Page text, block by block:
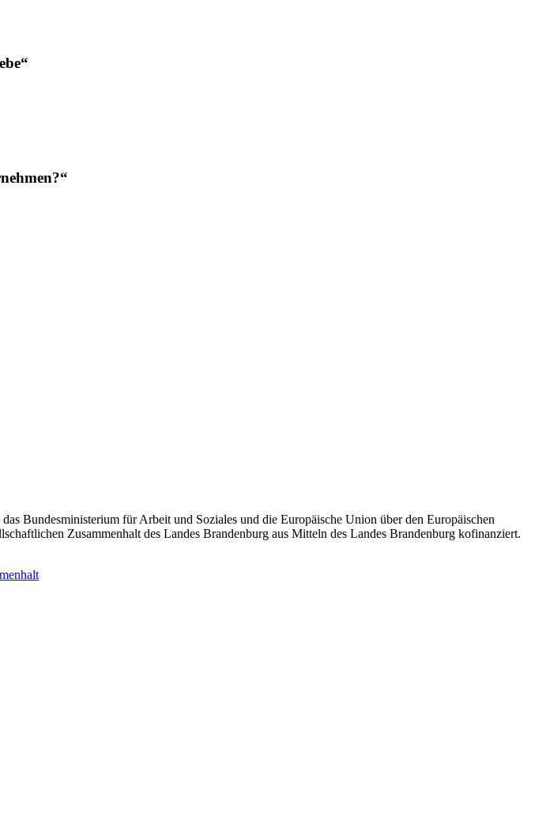
Bundesministerium für Arbeit und Soziales und die Europäische Union über den Europäischen
Zusammenhalt des Landes Brandenburg aus Mitteln des Landes Brandenburg kofinanziert.